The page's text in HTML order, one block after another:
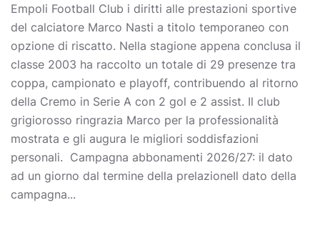
Empoli Football Club i diritti alle prestazioni sportive
del calciatore Marco Nasti a titolo temporaneo con
opzione di riscatto. Nella stagione appena conclusa il
classe 2003 ha raccolto un totale di 29 presenze tra
coppa, campionato e playoff, contribuendo al ritorno
della Cremo in Serie A con 2 gol e 2 assist. Il club
grigiorosso ringrazia Marco per la professionalità
mostrata e gli augura le migliori soddisfazioni
personali. Campagna abbonamenti 2026/27: il dato
ad un giorno dal termine della prelazioneIl dato della
campagna...